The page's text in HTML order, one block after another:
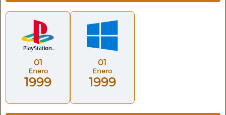
01
Enero
1999
01
Enero
1999